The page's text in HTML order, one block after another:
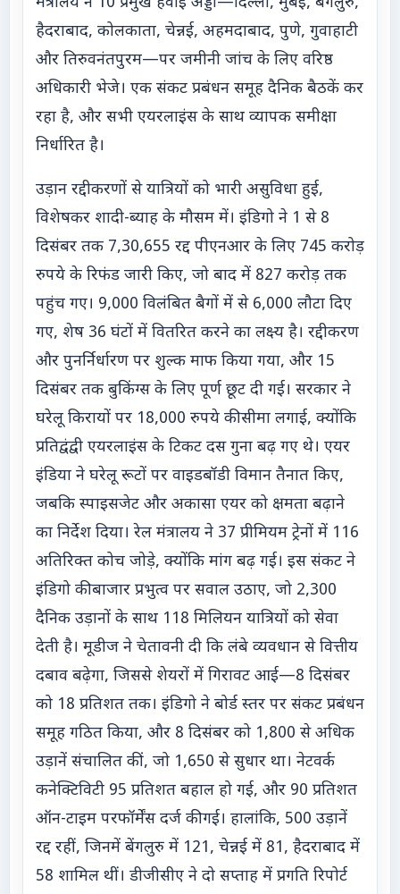
हैदराबाद, कोलकाता, चेन्नई, अहमदाबाद, पुणे, गुवाहाटी
और तिरुवनंतपुरम—पर जमीनी जांच के लिए वरिष्ठ
अधिकारी भेजे। एक संकट प्रबंधन समूह दैनिक बैठकें कर
रहा है, और सभी एयरलाइंस के साथ व्यापक समीक्षा
निर्धारित है।
उड़ान रद्दीकरणों से यात्रियों को भारी असुविधा हुई,
विशेषकर शादी-ब्याह के मौसम में। इंडिगो ने 1 से 8
दिसंबर तक 7,30,655 रद्द पीएनआर के लिए 745 करोड़
रुपये के रिफंड जारी किए, जो बाद में 827 करोड़ तक
पहुंच गए। 9,000 विलंबित बैगों में से 6,000 लौटा दिए
गए, शेष 36 घंटों में वितरित करने का लक्ष्य है। रद्दीकरण
और पुनर्निर्धारण पर शुल्क माफ किया गया, और 15
दिसंबर तक बुकिंग्स के लिए पूर्ण छूट दी गई। सरकार ने
घरेलू किरायों पर 18,000 रुपये की सीमा लगाई, क्योंकि
प्रतिद्वंद्वी एयरलाइंस के टिकट दस गुना बढ़ गए थे। एयर
इंडिया ने घरेलू रूटों पर वाइडबॉडी विमान तैनात किए,
जबकि स्पाइसजेट और अकासा एयर को क्षमता बढ़ाने
का निर्देश दिया। रेल मंत्रालय ने 37 प्रीमियम ट्रेनों में 116
अतिरिक्त कोच जोड़े, क्योंकि मांग बढ़ गई। इस संकट ने
इंडिगो की बाजार प्रभुत्व पर सवाल उठाए, जो 2,300
दैनिक उड़ानों के साथ 118 मिलियन यात्रियों को सेवा
देती है। मूडीज ने चेतावनी दी कि लंबे व्यवधान से वित्तीय
दबाव बढ़ेगा, जिससे शेयरों में गिरावट आई—8 दिसंबर
को 18 प्रतिशत तक। इंडिगो ने बोर्ड स्तर पर संकट प्रबंधन
समूह गठित किया, और 8 दिसंबर को 1,800 से अधिक
उड़ानें संचालित कीं, जो 1,650 से सुधार था। नेटवर्क
कनेक्टिविटी 95 प्रतिशत बहाल हो गई, और 90 प्रतिशत
ऑन-टाइम परफॉर्मेंस दर्ज की गई। हालांकि, 500 उड़ानें
रद्द रहीं, जिनमें बेंगलुरु में 121, चेन्नई में 81, हैदराबाद में
58 शामिल थीं। डीजीसीए ने दो सप्ताह में प्रगति रिपोर्ट